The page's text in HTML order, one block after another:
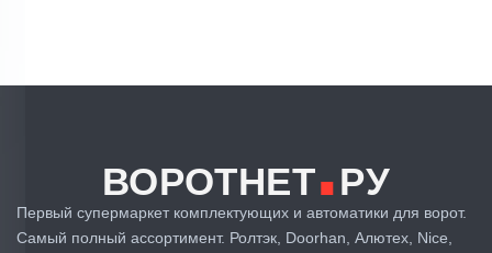
ВОРОТНЕТ.РУ
Первый супермаркет комплектующих и автоматики для ворот.
Самый полный ассортимент. Ролтэк, Doorhan, Алютех, Nice,